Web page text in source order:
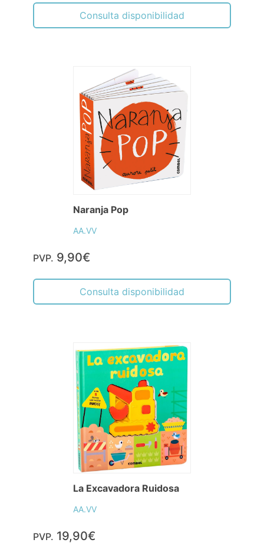
Consulta disponibilidad
Naranja Pop
AA.VV
PVP. 9,90€
Consulta disponibilidad
La Excavadora Ruidosa
AA.VV
PVP. 19,90€